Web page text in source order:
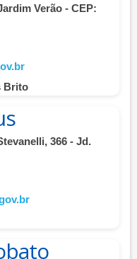
Verão - CEP:
Brito
366 - Jd.